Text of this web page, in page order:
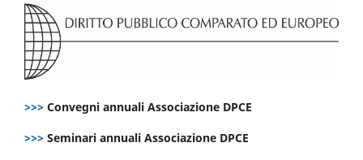
>>> Convegni annuali Associazione DPCE
>>> Seminari annuali Associazione DPCE